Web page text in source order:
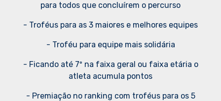
para todos que concluírem o percurso
- Troféus para as 3 maiores e melhores equipes
- Troféu para equipe mais solidária
- Ficando até 7º na faixa geral ou faixa etária o
atleta acumula pontos
- Premiação no ranking com troféus para os 5